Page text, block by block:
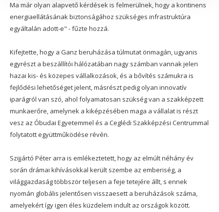
Ma már olyan alapvető kérdések is felmerülnek, hogy a kontinens
energiaellátásának biztonságához szükséges infrastruktúra
egyáltalán adott-e" - fűzte hozzá.
Kifejtette, hogy a Ganz beruházása túlmutat önmagán, ugyanis
egyrészt a beszállítói hálózatában nagy számban vannak jelen
hazai kis- és közepes vállalkozások, és a bővítés számukra is
fejlődési lehetőséget jelent, másrészt pedig olyan innovatív
iparágról van szó, ahol folyamatosan szükség van a szakképzett
munkaerőre, amelynek a kiképzésében maga a vállalat is részt
vesz az Óbudai Egyetemmel és a Ceglédi Szakképzési Centrummal
folytatott együttműködése révén.
Szijjártó Péter arra is emlékeztetett, hogy az elmúlt néhány év
során drámai kihívásokkal került szembe az emberiség, a
világgazdaság többször teljesen a feje tetejére állt, s ennek
nyomán globális jelentősen visszaesett a beruházások száma,
amelyekért így igen éles küzdelem indult az országok között.